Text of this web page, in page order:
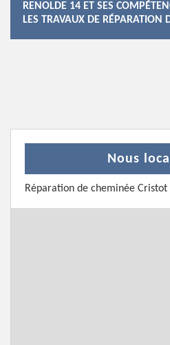
RENOLDE 14 ET SES
LES TRAVAUX DE RÉPARATION
Nous
Réparation de cheminée Cristot